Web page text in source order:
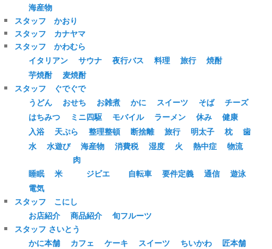
海産物
スタッフ かおり
スタッフ カナヤマ
スタッフ かわむら
イタリアン
サウナ 夜行バス 料理 旅行
焼酎
芋焼酎
麦焼酎
スタッフ ぐでぐで
うどん
おせち お雑煮 かに スイーツ そば
チーズ
はちみつ
ミニ四駆 モバイル ラーメン 休み
健康
入浴
天ぷら 整理整頓 断捨離 旅行 明太子 枕
歯
水
水遊び 海産物 消費税 湿度 火 熱中症 物流
睡眠 米
肉
ジビエ
自転車 要件定義 通信
遊泳
電気
スタッフ こにし
お店紹介
商品紹介
旬フルーツ
スタッフ さいとう
かに本舗
カフェ ケーキ スイーツ ちいかわ
匠本舗